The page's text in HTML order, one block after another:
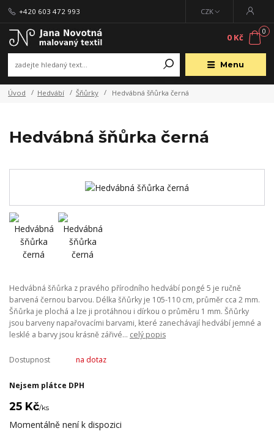
Menu
CZK
+420 603 472 993
0
0 Kč
Úvod Hedvábí Šňůrky Hedvábná šňůrka černá
Hedvábná šňůrka černá
Hedvábná šňůrka z pravého přírodního hedvábí pongé 5 je ručně
barvená černou barvou. Délka šňůrky je 105-110 cm, průměr cca 2 mm.
Šňůrka je plochá a lze ji protáhnou i dírkou o průměru 1 mm. Šňůrky
jsou barveny napařovacími barvami, které zanechávají hedvábí jemné a
lesklé a barvy jsou krásně zářivé... celý popis
Dostupnost na dotaz
Nejsem plátce DPH
25 Kč/ks
Momentálně není k dispozici